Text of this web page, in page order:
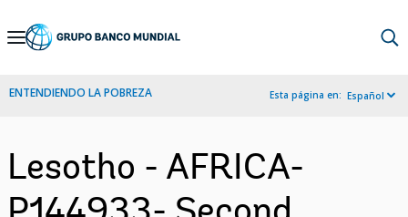
Skip
Navigation
ENTENDIENDO LA POBREZA Esta página en: Español
Lesotho - AFRICA-